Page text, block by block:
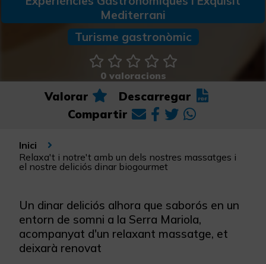
Mediterrani
Turisme gastronòmic
0 valoracions
Valorar
Descarregar
Compartir
Inici
Relaxa't i notre't amb un dels nostres massatges i
el nostre deliciós dinar biogourmet
Un dinar deliciós alhora que saborós en un
entorn de somni a la Serra Mariola,
acompanyat d'un relaxant massatge, et
deixarà renovat